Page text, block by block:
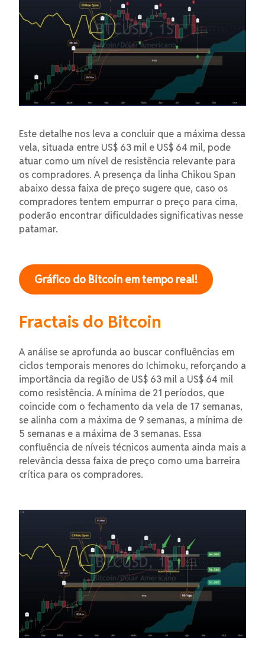
Este detalhe nos leva a concluir que a máxima dessa
vela, situada entre US$ 63 mil e US$ 64 mil, pode
atuar como um nível de resistência relevante para
os compradores. A presença da linha Chikou Span
abaixo dessa faixa de preço sugere que, caso os
compradores tentem empurrar o preço para cima,
poderão encontrar dificuldades significativas nesse
patamar.
Gráfico do Bitcoin em tempo real!
Fractais do Bitcoin
A análise se aprofunda ao buscar confluências em
ciclos temporais menores do Ichimoku, reforçando a
importância da região de US$ 63 mil a US$ 64 mil
como resistência. A mínima de 21 períodos, que
coincide com o fechamento da vela de 17 semanas,
se alinha com a máxima de 9 semanas, a mínima de
5 semanas e a máxima de 3 semanas. Essa
confluência de níveis técnicos aumenta ainda mais a
relevância dessa faixa de preço como uma barreira
crítica para os compradores.